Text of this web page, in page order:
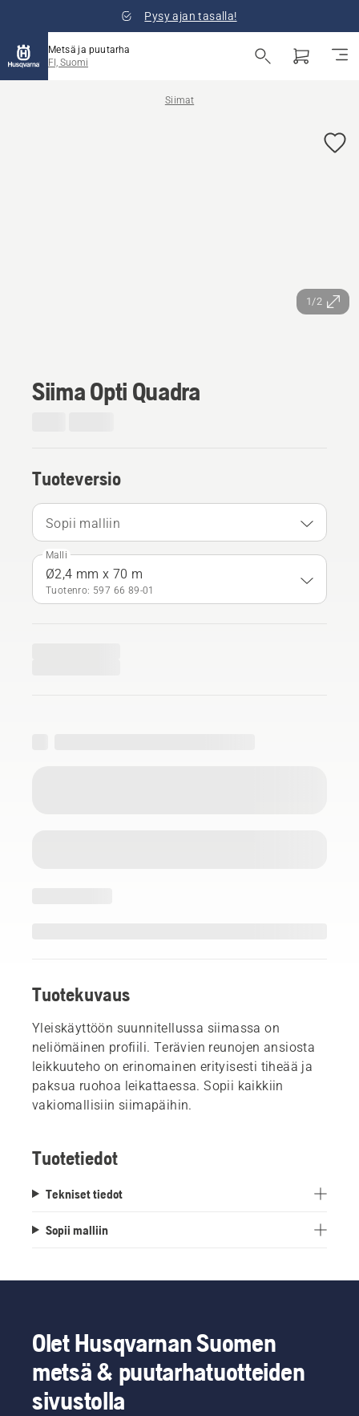
Pysy ajan tasalla!
Metsä ja puutarha
FI, Suomi
Siimat
1/2
Siima Opti Quadra
Tuoteversio
Sopii malliin
Malli
Ø2,4 mm x 70 m
Tuotenro: 597 66 89‑01
Tuotekuvaus
Yleiskäyttöön suunnitellussa siimassa on
neliömäinen profiili. Terävien reunojen ansiosta
leikkuuteho on erinomainen erityisesti tiheää ja
paksua ruohoa leikattaessa. Sopii kaikkiin
vakiomallisiin siimapäihin.
Tuotetiedot
Tekniset tiedot
Sopii malliin
Olet Husqvarnan Suomen
metsä & puutarhatuotteiden
sivustolla